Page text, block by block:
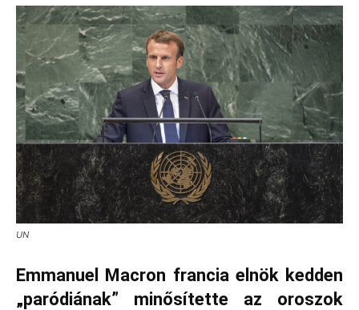
UN
Emmanuel Macron francia elnök kedden
„paródiának” minősítette az oroszok